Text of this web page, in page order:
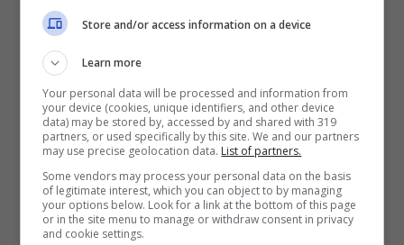
Freuler, Nikola Moro
Vitikdopo gli impegni con
le rispettive Nazionali.
Emil Holm e Nicolò Casale
hanno svolto lavoro
differenziato. Palestra per
Store and/or access information on a device
Learn more
Your personal data will be processed and information from
your device (cookies, unique identifiers, and other device
data) may be stored by, accessed by and shared with 319
partners, or used specifically by this site. We and our partners
may use precise geolocation data. List of partners.
Some vendors may process your personal data on the basis
of legitimate interest, which you can object to by managing
your options below. Look for a link at the bottom of this page
or in the site menu to manage or withdraw consent in privacy
and cookie settings.